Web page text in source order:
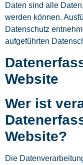
Daten sind alle
werden können.
Datenschutz
aufgeführten
Website
Wer ist
Website?
Die